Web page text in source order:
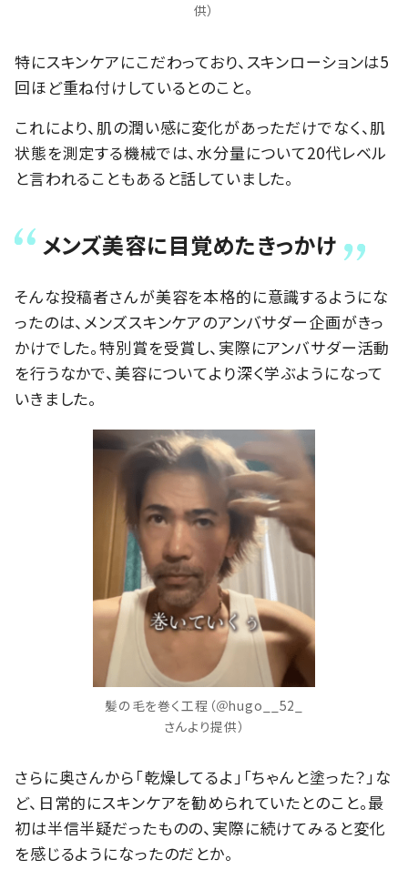
供）
特にスキンケアにこだわっており、スキンローションは5
回ほど重ね付けしているとのこと。
これにより、肌の潤い感に変化があっただけでなく、肌
状態を測定する機械では、水分量について20代レベル
と言われることもあると話していました。
メンズ美容に目覚めたきっかけ
そんな投稿者さんが美容を本格的に意識するようにな
ったのは、メンズスキンケアのアンバサダー企画がきっ
かけでした。特別賞を受賞し、実際にアンバサダー活動
を行うなかで、美容についてより深く学ぶようになって
いきました。
髪の毛を巻く工程（＠hugo__52_
さんより提供）
さらに奥さんから「乾燥してるよ」「ちゃんと塗った？」な
ど、日常的にスキンケアを勧められていたとのこと。最
初は半信半疑だったものの、実際に続けてみると変化
を感じるようになったのだとか。